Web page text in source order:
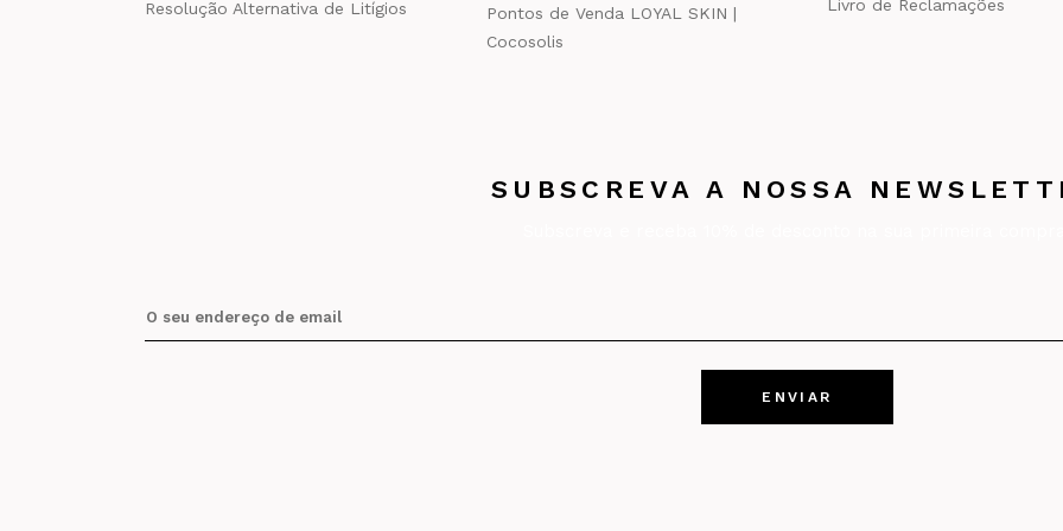
Livro de Reclamações
Pontos de Venda LOYAL SKIN |
Cocosolis
Resolução Alternativa de Litígios
SUBSCREVA A NOSSA